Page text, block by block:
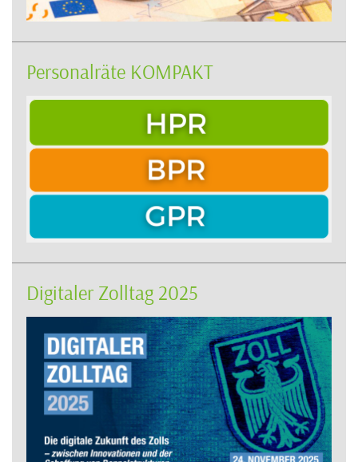
Personalräte KOMPAKT
Digitaler Zolltag 2025